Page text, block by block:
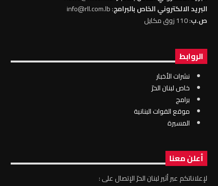
البريد الالكتروني الخاص بالبرامج: info@rll.com.lb
ص.ب: 110 زوق مكايل
الروابط
نشرات الأخبار
خاص لبنان الحرّ
برامج
موقع القوات البنانية
المسيرة
أعلن معنا
لإعلاناتكم عبر أثير لبنان الحرّ الإتصال على :